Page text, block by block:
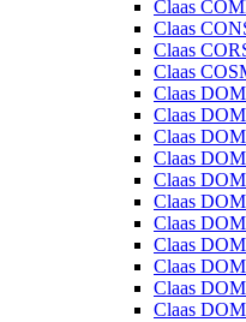
Claas
Claas
Claas
Claas
Claas
Claas
Claas
Claas
Claas
Claas
Claas
Claas
Claas
Claas
Claas